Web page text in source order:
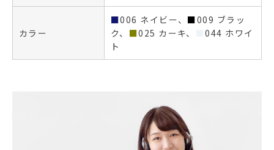
カラー
■006 ネイビー、 ■009 ブラッ
ク、 ■025 カーキ、 ■044 ホワイ
ト